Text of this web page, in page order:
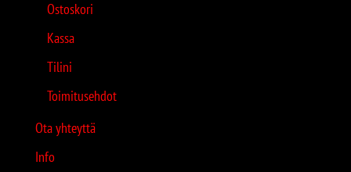
Ostoskori
Kassa
Tilini
Toimitusehdot
Ota yhteyttä
Info